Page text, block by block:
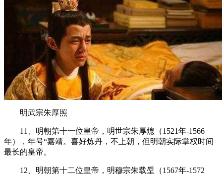
明武宗朱厚照
11、明朝第十一位皇帝，明世宗朱厚熜（1521年-1566
年），年号“嘉靖。喜好炼丹，不上朝，但明朝实际掌权时间
最长的皇帝。
12、明朝第十二位皇帝，明穆宗朱载垕（1567年-1572